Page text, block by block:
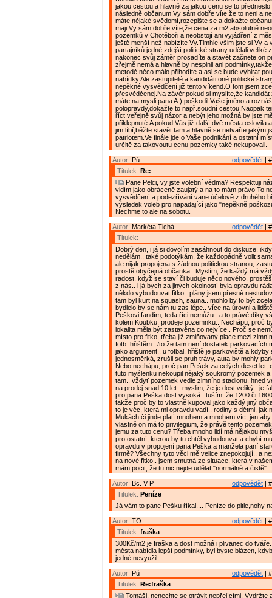
jakou cestou a hlavně za jakou cenu se to předneslo
následně občanum.Vy sám dobře víte,že to neni a
máte nějaké svědomí,rozepište se a dokažte
maji.Vy sám dobře víte,že cena za m2 absolutně
pozemků v Chotěboři a neobstojí ani vyjádření z
ještě menší než nabízíte Vy.Timhle všim jste si Vy a
partajníků jedné zdejší politické strany udělali veliké
nakonec svůj záměr prosadíte a stavět začnete,on
zřejmě nemá a hlavně by nesplnil ani
metodě něco málo přihodíte a asi se bude výbirat
nabídky.Ale zastupitelé a kandidáti oné politické
nepěkné vysvědčení již tento víkend.O tom jsem
přesvědčenej.Na závěr,pokud si myslíte,že kandidát
máte na mysli pana A.),poškodil Vaše jméno a
polopravdy,dokažte to např.soudní cestou.Naopak
říct veřejně svůj názor a nebýt jeho,možná by jste
přiklepnuté.A pokud Vás již další dvě města oslovila
jim líbí,běžte stavět tam a hlavně se netvařte jakým
patriotem.Ve finále jde o Vaše podnikání a ostatní
určitě za takovoutu cenu pozemky také nekupovali.
odpovědět |
Autor: Pú
Titulek: Re:
Pane Pelci, vy jste volební vědma? Respektuji
vidím jako obráceně zaujatý a na to mám právo To
vysvědčení a podezřívání vane účelově z druhého
výsledek voleb pro napadající jako "nepěkně
Nechme to ale na sobotu.
odpovědět |
Autor: Markéta Tichá
Titulek:
Dobrý den, i já si dovolím zasáhnout do diskuze,
nedělám.. také podotýkám, že každopádně volit
ale nijak propojena s žádnou politickou stranou,
prostě obyčejná občanka.. Myslím, že každý má
radost, když se staví či buduje něco nového,
z nás.. i já bych za jiných okolností byla opravdu
někdo vybudouvat fitko.. plány jsem přesně
tam byl kurt na squash, sauna.. mohlo by to být
bydlelo by se nám tu zas lépe.. více na úrovni a
Peškovi fandím, teda říci nemůžu.. a to právě díky
kolem Koubku, prodeje pozemnku.. Nechápu, proč
lokalita měla být zastavěna co nejvíce.. Proč se
místo pro fitko, třeba již zmiňovaný place mezi
fotb. hřištěm.. /to že tam není dostatek parkovacích
jako argument.. u fotbal. hřiště je parkoviště a kdyby
jednosměrká, zrušil se pruh trávy, auta by mohly
Nebo nechápu, proč pan Pešek za celých deset let,
tuto myšlenku nekoupil nějaký soukromý pozemek a
tam.. vždyť pozemek vedle zimního stadionu, hned
na prodej snad 10 let.. myslim, že je dost veliký.. je
pro pana Peška dost vysoká.. tuším, že 1200 či
takže proč by to vlastně kupoval jako každý jiný
to je věc, která mi opravdu vadí.. rodiny s dětmi, jak
Mukách či jinde platí mnohem a mnohem víc, jen
vlastně on má to privilegium, že právě tento
jemu za tuto cenu? Třeba mnoho lidí má nějakou
pro ostatní, kterou by tu chtěl vybudouvat a chybí
opravdu v propojení pana Peška a manžela paní
firmě? Všechny tyto věci mě velice znepokojují.. a
na nové fitko.. jsem smutná ze situace, která v
mám pocit, že tu nic nejde udělat "normálně a čistě"..
odpovědět |
Autor: Bc. V P
Titulek: Peníze
Já vám to pane Pešku říkal.... Peníze do pitle,nohy
odpovědět |
Autor: TO
Titulek: fraška
300Kč/m2 je fraška a dost možná i plivanec do
města nabídla lepší podmínky, byl byste blázen,
jedné nevyužil.
odpovědět |
Autor: Pú
Titulek: Re:fraška
Tomáši, nenechte se otrávit nepřejícími. Vydržte